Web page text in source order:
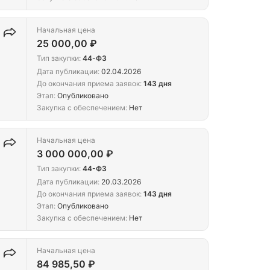
Начальная цена
25 000,00 ₽
Тип закупки: 44-ФЗ
Дата публикации: 02.04.2026
До окончания приема заявок: 143 дня
Этап: Опубликовано
Закупка с обеспечением: Нет
Начальная цена
3 000 000,00 ₽
Тип закупки: 44-ФЗ
Дата публикации: 20.03.2026
До окончания приема заявок: 143 дня
Этап: Опубликовано
Закупка с обеспечением: Нет
Начальная цена
84 985,50 ₽